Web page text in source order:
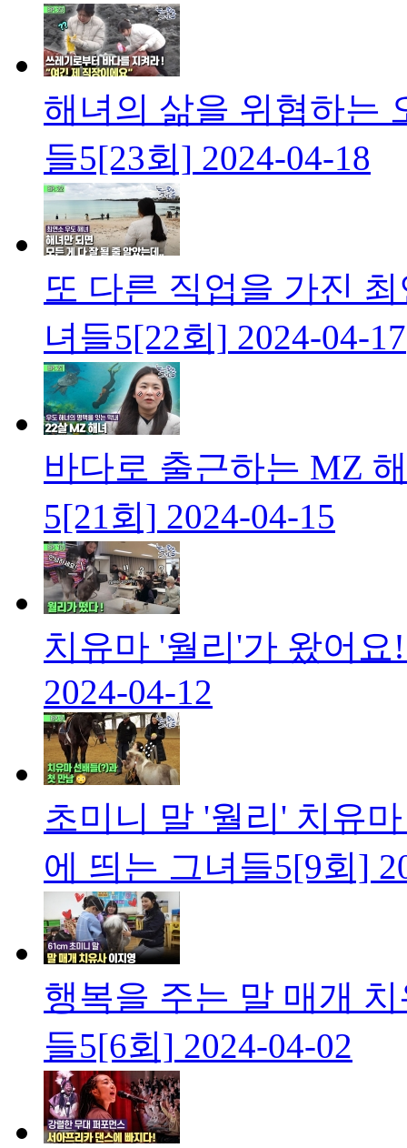
해녀의 삶을 위협하는
들5[23회] 2024-04-18
또 다른 직업을 가진
녀들5[22회] 2024-04-17
바다로 출근하는 MZ
5[21회] 2024-04-15
치유마 '월리'가 왔어
2024-04-12
초미니 말 '월리' 치유
에 띄는 그녀들5[9회]
행복을 주는 말 매개
들5[6회] 2024-04-02